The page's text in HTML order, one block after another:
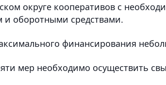
округе кооперативов с
и оборотными средствами.
финансирования
мер необходимо осуществить